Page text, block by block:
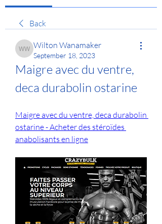
Back
Wilton Wanamaker
Wilton Wanamaker
September 18, 2023
Maigre avec du ventre,
deca durabolin ostarine
Maigre avec du ventre, deca durabolin
ostarine - Acheter des stéroïdes
anabolisants en ligne